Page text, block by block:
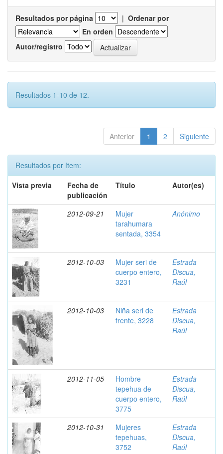
Resultados por página | Ordenar por
En orden
Autor/registro
Resultados 1-10 de 12.
Anterior 1 2 Siguiente
Resultados por ítem:
Vista previa
Fecha de
publicación
Título Autor(es)
2012-09-21
Mujer
tarahumara
sentada, 3354
Anónimo
2012-10-03
Mujer seri de
cuerpo entero,
3231
Estrada
Discua,
Raúl
2012-10-03
Niña seri de
frente, 3228
Estrada
Discua,
Raúl
2012-11-05
Hombre
tepehua de
cuerpo entero,
3775
Estrada
Discua,
Raúl
2012-10-31
Mujeres
tepehuas,
3752
Estrada
Discua,
Raúl